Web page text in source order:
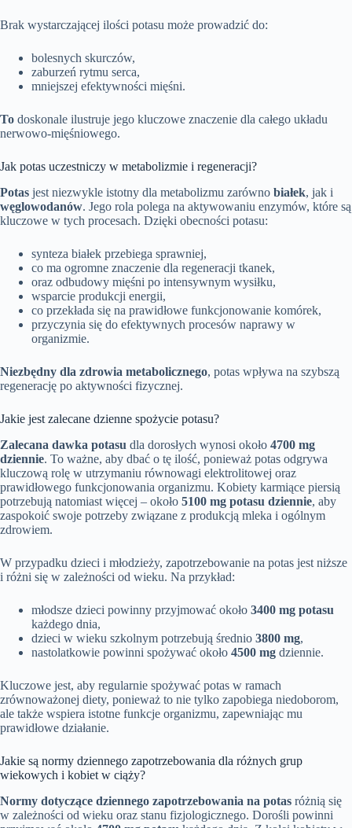
Brak wystarczającej ilości potasu może prowadzić do:
bolesnych skurczów,
zaburzeń rytmu serca,
mniejszej efektywności mięśni.
To doskonale ilustruje jego kluczowe znaczenie dla całego układu
nerwowo-mięśniowego.
Jak potas uczestniczy w metabolizmie i regeneracji?
Potas jest niezwykle istotny dla metabolizmu zarówno białek, jak i
węglowodanów. Jego rola polega na aktywowaniu enzymów, które są
kluczowe w tych procesach. Dzięki obecności potasu:
synteza białek przebiega sprawniej,
co ma ogromne znaczenie dla regeneracji tkanek,
oraz odbudowy mięśni po intensywnym wysiłku,
wsparcie produkcji energii,
co przekłada się na prawidłowe funkcjonowanie komórek,
przyczynia się do efektywnych procesów naprawy w
organizmie.
Niezbędny dla zdrowia metabolicznego, potas wpływa na szybszą
regenerację po aktywności fizycznej.
Jakie jest zalecane dzienne spożycie potasu?
Zalecana dawka potasu dla dorosłych wynosi około 4700 mg
dziennie. To ważne, aby dbać o tę ilość, ponieważ potas odgrywa
kluczową rolę w utrzymaniu równowagi elektrolitowej oraz
prawidłowego funkcjonowania organizmu. Kobiety karmiące piersią
potrzebują natomiast więcej – około 5100 mg potasu dziennie, aby
zaspokoić swoje potrzeby związane z produkcją mleka i ogólnym
zdrowiem.
W przypadku dzieci i młodzieży, zapotrzebowanie na potas jest niższe
i różni się w zależności od wieku. Na przykład:
młodsze dzieci powinny przyjmować około 3400 mg potasu
każdego dnia,
dzieci w wieku szkolnym potrzebują średnio 3800 mg,
nastolatkowie powinni spożywać około 4500 mg dziennie.
Kluczowe jest, aby regularnie spożywać potas w ramach
zrównoważonej diety, ponieważ to nie tylko zapobiega niedoborom,
ale także wspiera istotne funkcje organizmu, zapewniając mu
prawidłowe działanie.
Jakie są normy dziennego zapotrzebowania dla różnych grup
wiekowych i kobiet w ciąży?
Normy dotyczące dziennego zapotrzebowania na potas różnią się
w zależności od wieku oraz stanu fizjologicznego. Dorośli powinni